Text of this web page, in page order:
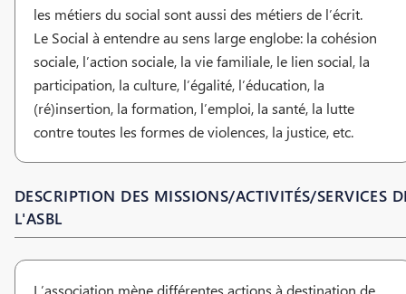
les métiers du social sont aussi des métiers de l’écrit.
Le Social à entendre au sens large englobe: la cohésion
sociale, l’action sociale, la vie familiale, le lien social, la
participation, la culture, l’égalité, l’éducation, la
(ré)insertion, la formation, l’emploi, la santé, la lutte
contre toutes les formes de violences, la justice, etc.
DESCRIPTION DES MISSIONS/ACTIVITÉS/SERVICES
L'ASBL
L’association mène différentes actions à destination de